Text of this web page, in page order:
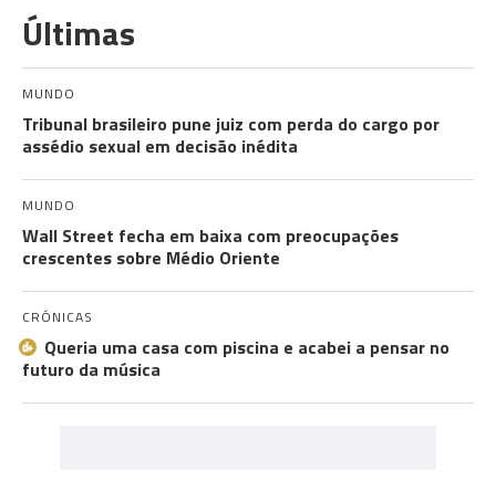
Últimas
MUNDO
Tribunal brasileiro pune juiz com perda do cargo por
assédio sexual em decisão inédita
MUNDO
Wall Street fecha em baixa com preocupações
crescentes sobre Médio Oriente
CRÓNICAS
Queria uma casa com piscina e acabei a pensar no
futuro da música